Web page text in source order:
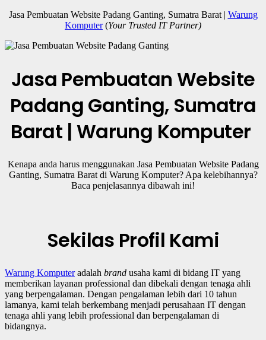
Jasa Pembuatan Website Padang Ganting, Sumatra Barat | Warung
Komputer(Your Trusted IT Partner)
Jasa Pembuatan Website
Padang Ganting, Sumatra
Barat | Warung Komputer
Kenapa anda harus menggunakan Jasa Pembuatan Website Padang
Ganting, Sumatra Barat di Warung Komputer? Apa kelebihannya?
Baca penjelasannya dibawah ini!
Sekilas Profil Kami
Warung Komputeradalah brand usaha kami di bidang IT yang
memberikan layanan professional dan dibekali dengan tenaga ahli
yang berpengalaman. Dengan pengalaman lebih dari 10 tahun
lamanya, kami telah berkembang menjadi perusahaan IT dengan
tenaga ahli yang lebih professional dan berpengalaman di
bidangnya.